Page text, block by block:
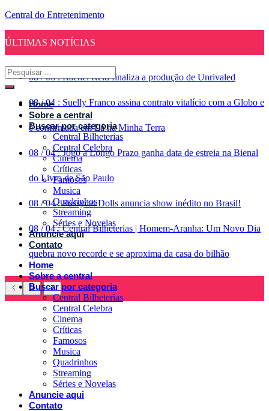
Central do Entretenimento
ÚLTIMAS NOTÍCIAS
08 / 06 : Rachel Reid finaliza a produção de Unrivaled
08 / 04 : Suelly Franco assina contrato vitalício com a Globo e
é confirmada em Lá na Minha Terra
08 / 04 : Jogo a Longo Prazo ganha data de estreia na Bienal
do Livro de São Paulo
08 / 04 : Pussycat Dolls anuncia show inédito no Brasil!
08 / 04 : Central Bilheterias | Homem-Aranha: Um Novo Dia
quebra novo recorde e se aproxima da casa do bilhão
Home
Sobre a central
Buscar por categoria
Central Bilheterias
Central Celebra
Cinema
Críticas
Famosos
Musica
Quadrinhos
Streaming
Séries e Novelas
Anuncie aqui
Contato
Home
Sobre a central
Buscar por categoria
Central Bilheterias
Central Celebra
Cinema
Críticas
Famosos
Musica
Quadrinhos
Streaming
Séries e Novelas
Anuncie aqui
Contato